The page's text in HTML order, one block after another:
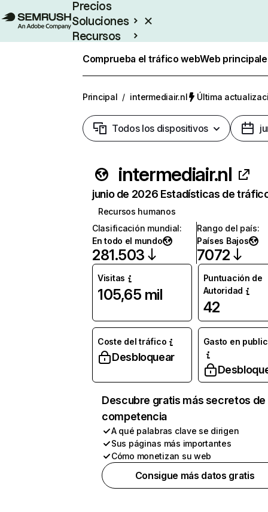
Precios
Soluciones
Recursos
Comprueba el tráfico webWeb
Principal / intermediair.nl Última
Todos los dispositivos
intermediair.nl
junio de 2026 Estadísticas de
Recursos humanos
Clasificación mundial:
En todo el mundo
281.503
Rango del país:
Países Bajos
7072
Visitas
105,65 mil
Puntuación de
Autoridad
42
Coste del tráfico
Desbloquear
Gasto en
Descubre gratis más secretos de
competencia
A qué palabras clave se dirigen
Sus páginas más importantes
Cómo monetizan su web
Consigue más datos gratis